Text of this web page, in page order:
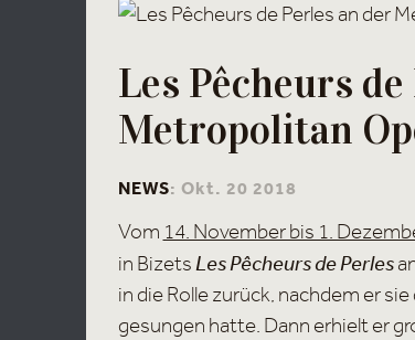
Les Pêcheurs
Metropolitan
NEWS: Okt. 20 2018
Vom 14. November bis 1.
in Bizets Les Pêcheurs de Perles
in die Rolle zurück, nachdem er
gesungen hatte. Dann erhielt er